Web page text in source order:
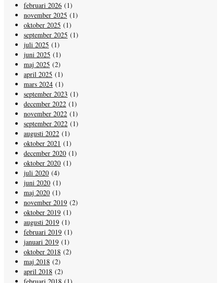
februari 2026 (1)
november 2025 (1)
oktober 2025 (1)
september 2025 (1)
juli 2025 (1)
juni 2025 (1)
maj 2025 (2)
april 2025 (1)
mars 2024 (1)
september 2023 (1)
december 2022 (1)
november 2022 (1)
september 2022 (1)
augusti 2022 (1)
oktober 2021 (1)
december 2020 (1)
oktober 2020 (1)
juli 2020 (4)
juni 2020 (1)
maj 2020 (1)
november 2019 (2)
oktober 2019 (1)
augusti 2019 (1)
februari 2019 (1)
januari 2019 (1)
oktober 2018 (2)
maj 2018 (2)
april 2018 (2)